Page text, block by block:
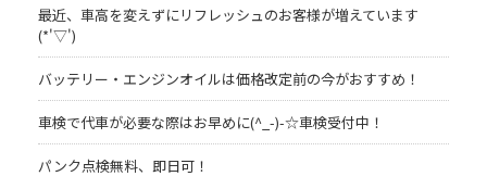
最近、車高を変えずにリフレッシュのお客様が増えています
(*'▽')
バッテリー・エンジンオイルは価格改定前の今がおすすめ！
車検で代車が必要な際はお早めに(^_-)-☆車検受付中！
パンク点検無料、即日可！